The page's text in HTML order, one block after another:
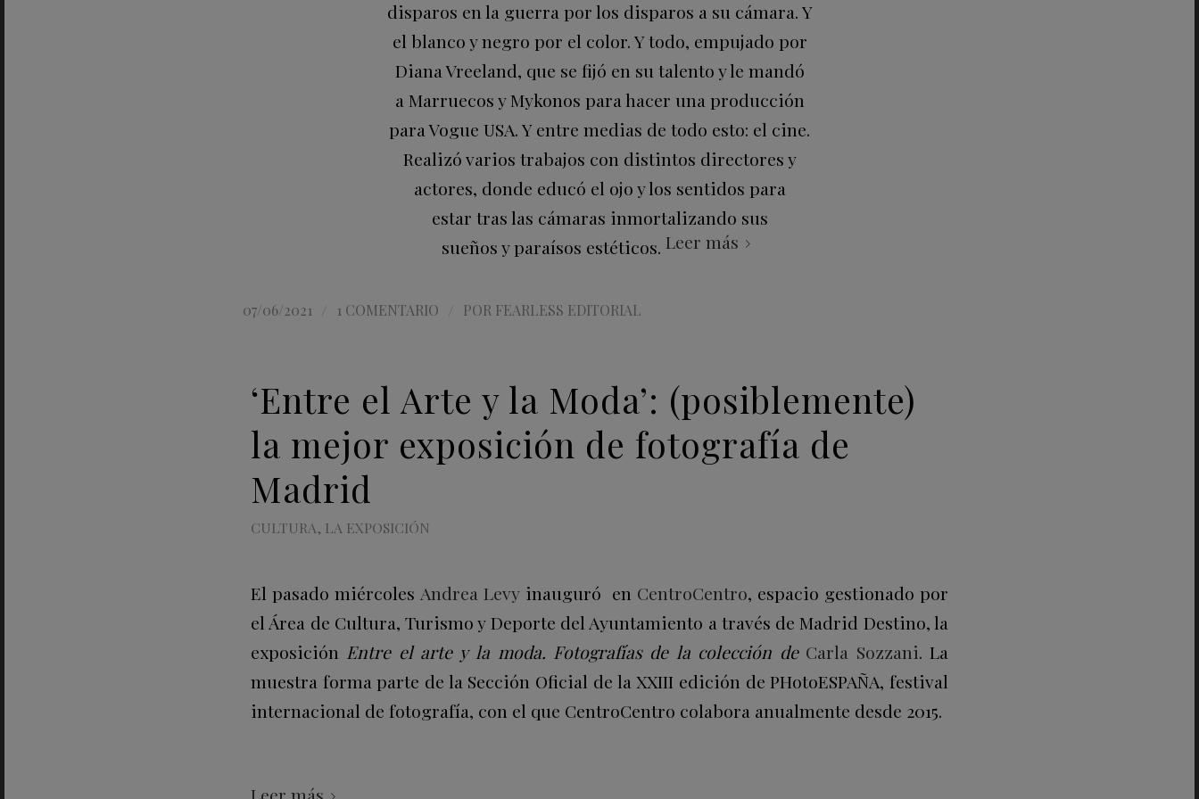
disparos en la guerra por los disparos a su cámara. Y
el blanco y negro por el color. Y todo, empujado por
Diana Vreeland, que se fijó en su talento y le mandó
a Marruecos y Mykonos para hacer una producción
para Vogue USA. Y entre medias de todo esto: el cine.
Realizó varios trabajos con distintos directores y
actores, donde educó el ojo y los sentidos para
estar tras las cámaras inmortalizando sus
sueños y paraísos estéticos. Leer más
07/06/2021 1 COMENTARIO POR FEARLESS EDITORIAL
‘Entre el Arte y la Moda’: (posiblemente)
la mejor exposición de fotografía de
Madrid
CULTURA, LA EXPOSICIÓN
El pasado miércoles Andrea Levy inauguró en CentroCentro, espacio gestionado por
el Área de Cultura, Turismo y Deporte del Ayuntamiento a través de Madrid Destino, la
exposición Entre el arte y la moda. Fotografías de la colección de Carla Sozzani. La
muestra forma parte de la Sección Oficial de la XXIII edición de PHotoESPAÑA, festival
internacional de fotografía, con el que CentroCentro colabora anualmente desde 2015.
Leer más